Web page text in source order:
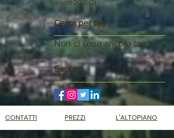
marzo 2018 (2) 2 post
Cerca per tag
Non ci sono ancora tag.
Seguici
CONTATTI L'ALTOPIANO
PREZZI